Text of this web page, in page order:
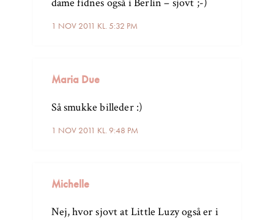
1 NOV 2011 KL. 5:32 PM
dame fidnes også i Berlin – sjovt ;-)
Maria Due
1 NOV 2011 KL. 9:48 PM
Så smukke billeder :)
Michelle
Nej, hvor sjovt at Little Luzy også er i